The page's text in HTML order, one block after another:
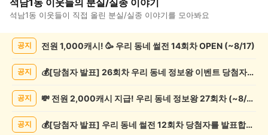
석남1동 이웃들의 분실/실종 이야기
석남1동 이웃들이 직접 올린 분실/실종 이야기를 모아봐요
실/
공지 전원 1,000캐시! 🥳 우리 동네 썰전 14회차 OPEN (~8/17)
공지 💰[당첨자 발표] 26회차 우리 동네 정보왕 이벤트 당첨자를 발표합니다!
공지 💸 전원 2,000캐시 지급! 우리 동네 정보왕 27회차 (~8/10)
공지 💰[당첨자 발표] 우리 동네 썰전 12회차 당첨자를 발표합니다!